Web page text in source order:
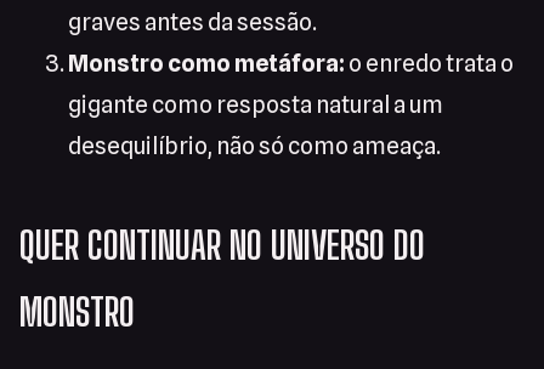
graves antes da sessão.
Monstro como metáfora: o enredo trata o
gigante como resposta natural a um
desequilíbrio, não só como ameaça.
QUER CONTINUAR NO UNIVERSO DO
MONSTRO